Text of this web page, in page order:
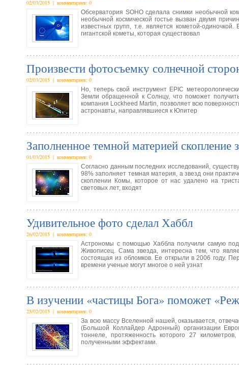
02/03/2015 | комментариев: 0
Обсерватория SOHO сделала снимки необычной
необычной космической гостье вызван двумя
известных групп, т.е. является кометой-
гигантской кометы, которая существовал
Произвести фотосъемку солнечной
02/03/2015 | комментариев: 0
Но, теперь свой инструмент EPIC
Земли обращенной к Солнцу, что поможет
компания Lockheed Martin, позволяет всю
астронавты, направлявшиеся к Юпитер
Заполненное темной материей скопление
01/03/2015 | комментариев: 0
Согласно данным последних исследований,
98% заполняет темная материя, а звезд они
скоплении Комы, которое от нас удалено на
световых лет, входят
Удивительное фото сделал Хаббл
26/02/2015 | комментариев: 0
Астрономы с помощью Хаббла получили самую
Живописец. Сама звезда, интересна тем, что
состоящая из обломков. Ее открыли в 2006 году.
времени ученые могут многое о ней узнат
В изучении «частицы Бога» поможет
25/02/2015 | комментариев: 0
За всю массу Вселенной нашей, оказывается,
(Большой Коллайдер Адронный) организации
тоннеле, протяженность которого 27
полученными эффектами.